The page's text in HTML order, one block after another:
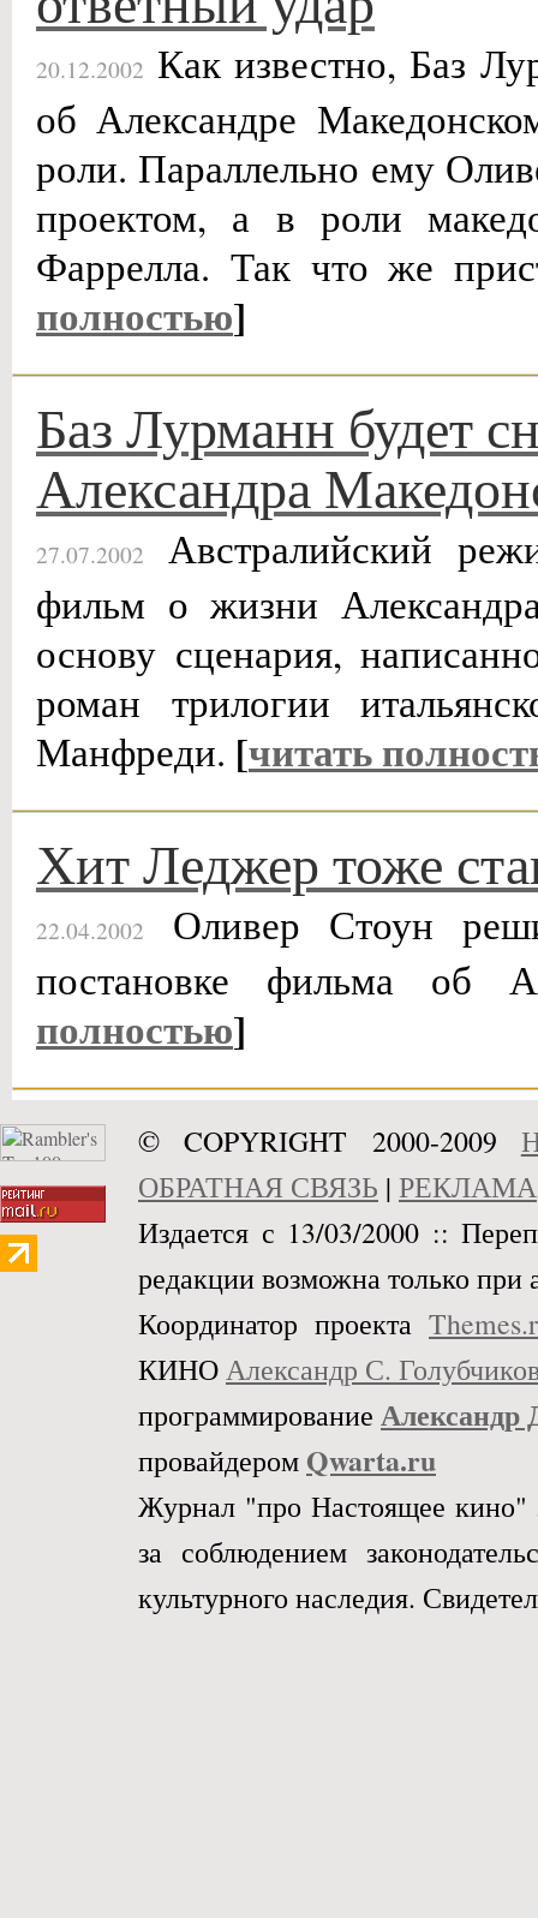
20.12.2002 Как известно, Баз
об Александре
роли. Параллельно ему
проектом, а в роли
Фаррелла. Так что же
полностью]
Баз Лурманн будет
Александра
27.07.2002
Австралийский
фильм о жизни
основу сценария,
роман трилогии
Манфреди. [читать
Хит Леджер тоже
22.04.2002
Оливер Стоун
постановке фильма об
полностью]
© COPYRIGHT 2000-2009
ОБРАТНАЯ СВЯЗЬ | РЕКЛАМА
Издается с 13/03/2000 ::
редакции возможна только
Координатор проекта
КИНОАлександр С.
программирование Александр
провайдером Qwarta.ru
Журнал "про Настоящее кино"
за соблюдением
культурного наследия.